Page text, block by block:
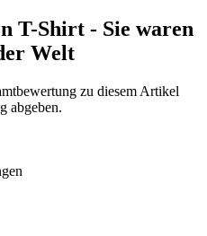
T-Shirt - Sie waren
Welt
zu diesem Artikel
abgeben.